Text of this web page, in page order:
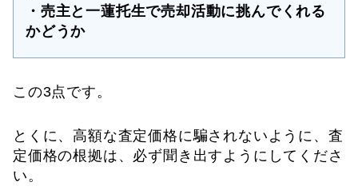
・売主と一蓮托生で売却活動に挑んでくれる
かどうか
この3点です。
とくに、高額な査定価格に騙されないように、査
定価格の根拠は、必ず聞き出すようにしてくださ
い。